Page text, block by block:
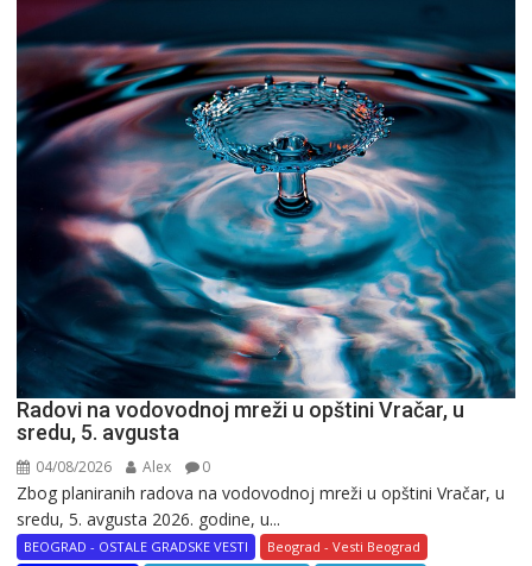
Radovi na vodovodnoj mreži u opštini Vračar, u
sredu, 5. avgusta
04/08/2026 Alex 0
Zbog planiranih radova na vodovodnoj mreži u opštini Vračar, u
sredu, 5. avgusta 2026. godine, u...
BEOGRAD - OSTALE GRADSKE VESTI
Beograd - Vesti Beograd